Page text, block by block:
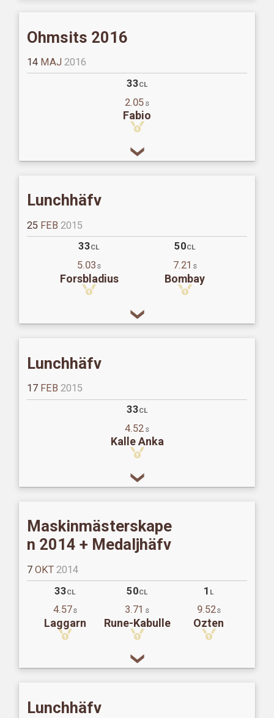
Ohmsits 2016
14 MAJ 2016
33CL
2.05 s
Fabio
Lunchhäfv
25 FEB 2015
33CL
5.03 s
Forsbladius
50CL
7.21 s
Bombay
Lunchhäfv
17 FEB 2015
33CL
4.52 s
Kalle Anka
Maskinmästerskape
n 2014 + Medaljhäfv
7 OKT 2014
33CL
4.57s
Laggarn
50CL
3.71 s
Rune-Kabulle
1 L
9.52s
Ozten
Lunchhäfv